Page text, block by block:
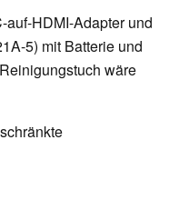
HDMI-Adapter und
5) mit Batterie und
wäre